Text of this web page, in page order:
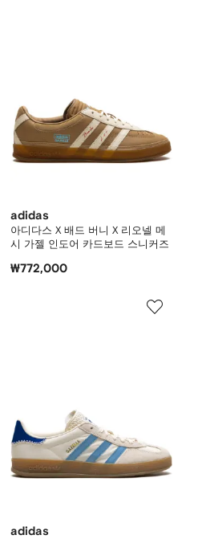
adidas
아디다스 X 배드 버니 X 리오넬 메
시 가젤 인도어 카드보드 스니커즈
₩772,000
adidas